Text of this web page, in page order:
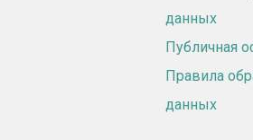
данных
Публичная
Правила
данных